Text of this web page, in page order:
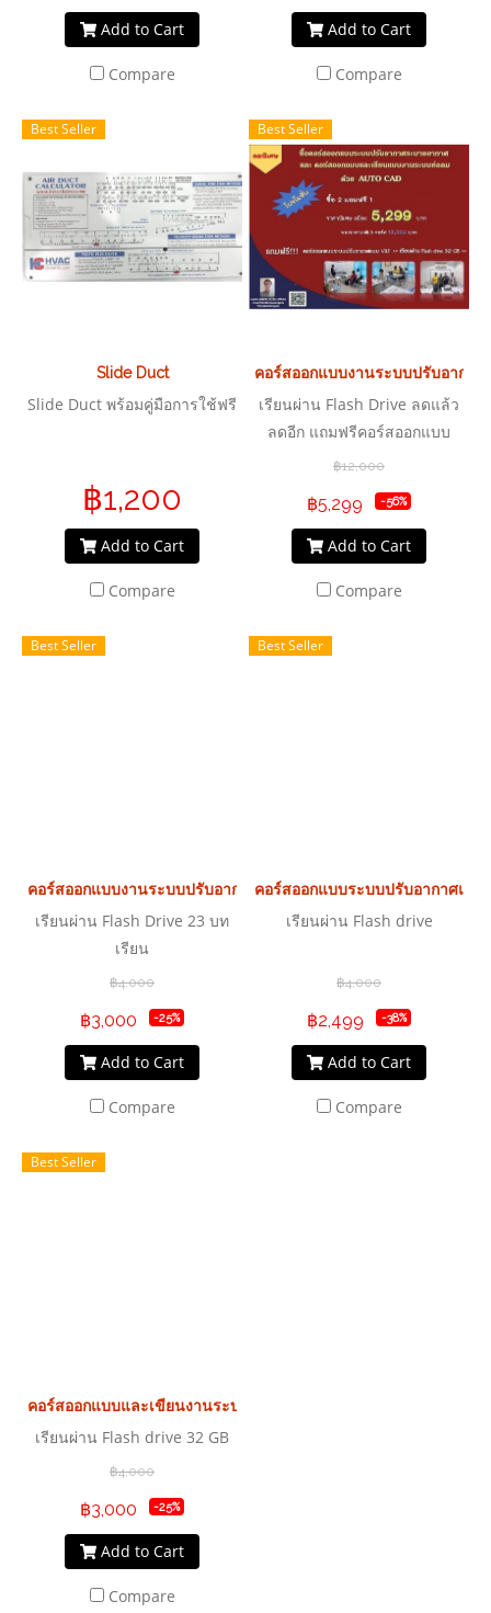
ราคาเต็ม 3,000 บาท, คอร์ส
ออกแบบและเขียนงานระบบท่อ
ลมด้วย Auto Cad ราคาเต็ม
Add to Cart
Compare
Add to Cart
Compare
Best Seller
Slide Duct
Slide Duct พร้อมคู่มือการใช้ฟรี
฿1,200
Add to Cart
Compare
Best Seller
คอร์สออกแบบงานระบบปรับอากา
เรียนผ่าน Flash Drive ลดแล้ว
ลดอีก แถมฟรีคอร์สออกแบบ
ระบบปรับอากาศแบบ VRF
฿12,000
฿5,299 -56%
Add to Cart
Compare
Best Seller
คอร์สออกแบบงานระบบปรับอากาศระบายอากาศ
เรียนผ่าน Flash Drive 23 บท
เรียน
฿4,000
฿3,000 -25%
Add to Cart
Compare
Best Seller
คอร์สออกแบบระบบปรับอากาศแบบ
เรียนผ่าน Flash drive
฿4,000
฿2,499 -38%
Add to Cart
Compare
Best Seller
คอร์สออกแบบและเขียนงานระบบท่อลมด้วย Auto CAD
เรียนผ่าน Flash drive 32 GB
฿4,000
฿3,000 -25%
Add to Cart
Compare